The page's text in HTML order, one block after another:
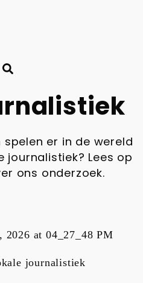
er in de wereld
Lees op
ons onderzoek.
journalistiek